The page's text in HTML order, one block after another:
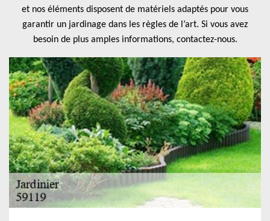
et nos éléments disposent de matériels adaptés pour vous
garantir un jardinage dans les règles de l’art. Si vous avez
besoin de plus amples informations, contactez-nous.